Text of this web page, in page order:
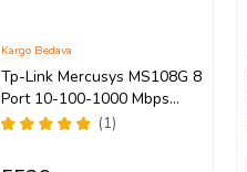
Tp-Link Mercusys MS108G 8
Port 10-100-1000 Mbps
Switch Plastik Kasa
(1)
Kargo Bedava